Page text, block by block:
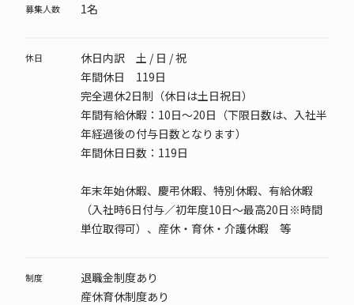
募集人数 1名
休日
休日内訳 土 / 日 / 祝
年間休日 119日
完全週休2日制（休日は土日祝日）
年間有給休暇：10日～20日（下限日数は、入社半
年経過後の付与日数となります）
年間休日日数：119日
年末年始休暇、慶弔休暇、特別休暇、有給休暇
（入社時6日付与／初年度10日～最高20日※時間
単位取得可）、産休・育休・介護休暇 等
制度
退職金制度あり
産休育休制度あり